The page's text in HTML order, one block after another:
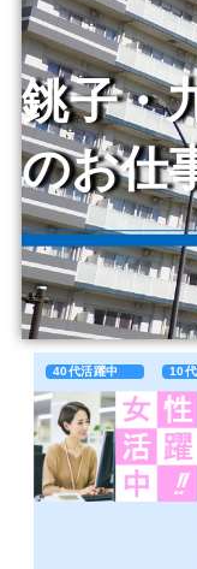
銚子・
のお仕
40代活躍中 10